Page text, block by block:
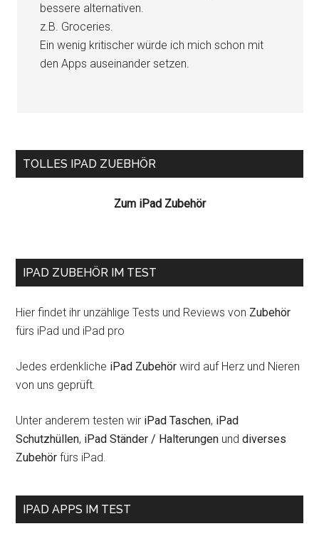
bessere alternativen.
z.B. Groceries.
Ein wenig kritischer würde ich mich schon mit
den Apps auseinander setzen.
Seitenspalte
TOLLES IPAD ZUEBHÖR
Zum iPad Zubehör
IPAD ZUBEHÖR IM TEST
Hier findet ihr unzählige Tests und Reviews von Zubehör
fürs iPad und iPad pro
Jedes erdenkliche iPad Zubehör wird auf Herz und Nieren
von uns geprüft.
Unter anderem testen wir iPad Taschen, iPad
Schutzhüllen, iPad Ständer / Halterungen unddiverses
Zubehör fürs iPad.
IPAD APPS IM TEST